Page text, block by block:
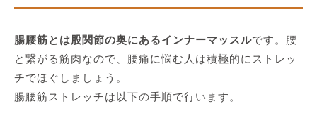
腸腰筋とは股関節の奥にあるインナーマッスルです。腰
と繋がる筋肉なので、腰痛に悩む人は積極的にストレッ
チでほぐしましょう。
腸腰筋ストレッチは以下の手順で行います。